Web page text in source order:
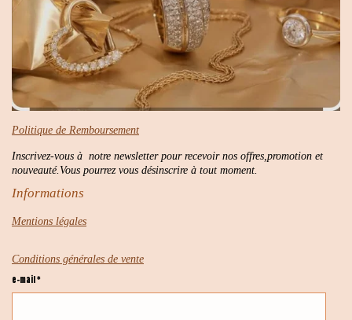
Politique de Remboursement
Inscrivez-vous à notre newsletter pour recevoir nos offres,promotion et
nouveauté.Vous pourrez vous désinscrire à tout moment.
Informations
Mentions légales
Conditions générales de vente
e-mail *